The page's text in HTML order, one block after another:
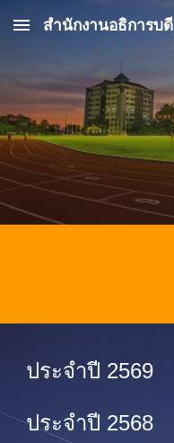
Skip to main content
สำนักงานอธิการบดี
ประจำปี 2569
ประจำปี 2568